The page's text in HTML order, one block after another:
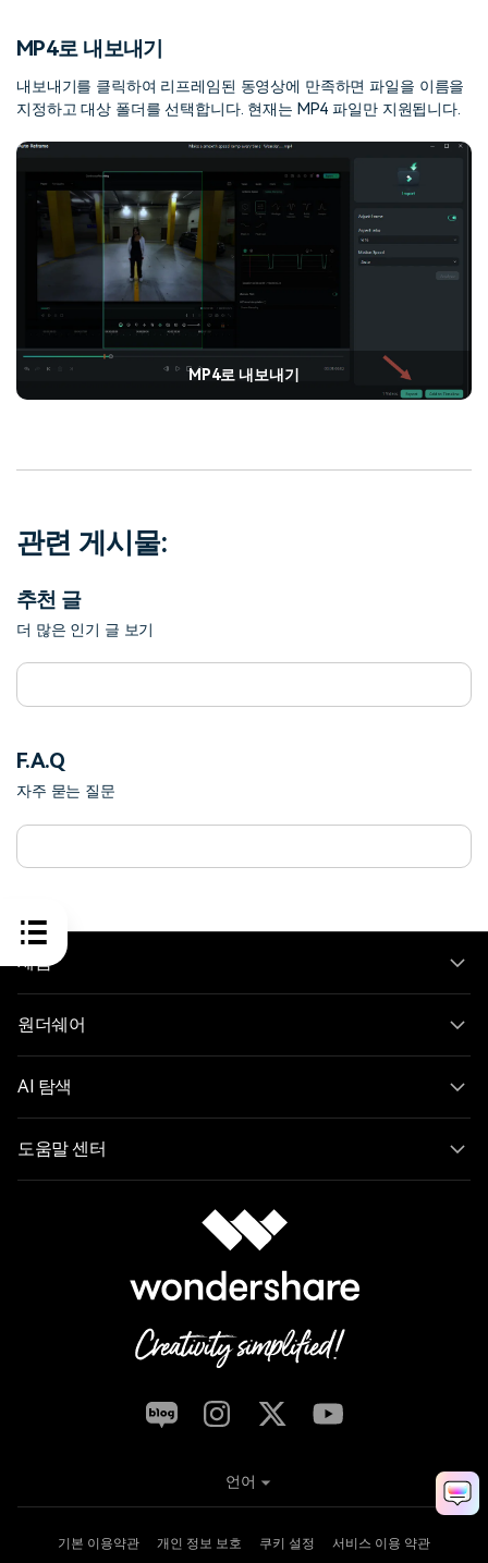
MP4로 내보내기
내보내기를 클릭하여 리프레임된 동영상에 만족하면 파일을 이름을
지정하고 대상 폴더를 선택합니다. 현재는 MP4 파일만 지원됩니다.
MP4로 내보내기
관련 게시물:
추천 글
더 많은 인기 글 보기
F.A.Q
자주 묻는 질문
제품
원더쉐어
AI 탐색
도움말 센터
기본 이용약관 개인 정보 보호 쿠키 설정 서비스 이용 약관
언어